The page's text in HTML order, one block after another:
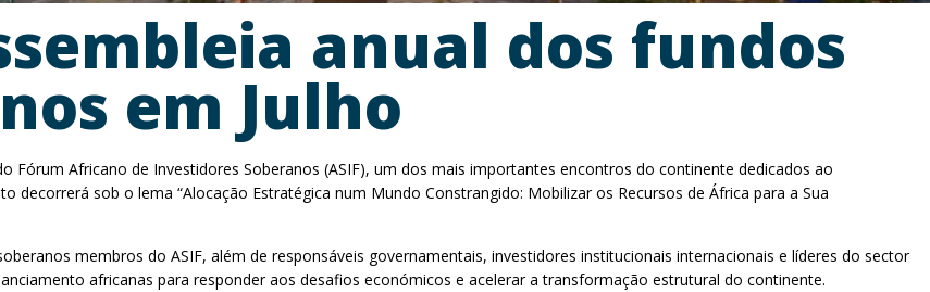
anual dos fundos
em Julho
Fórum Africano de Investidores Soberanos (ASIF), um dos mais importantes encontros do continente dedicados ao
sob o lema “Alocação Estratégica num Mundo Constrangido: Mobilizar os Recursos de África para a Sua
membros do ASIF, além de responsáveis governamentais, investidores institucionais internacionais e líderes do sector
africanas para responder aos desafios económicos e acelerar a transformação estrutural do continente.